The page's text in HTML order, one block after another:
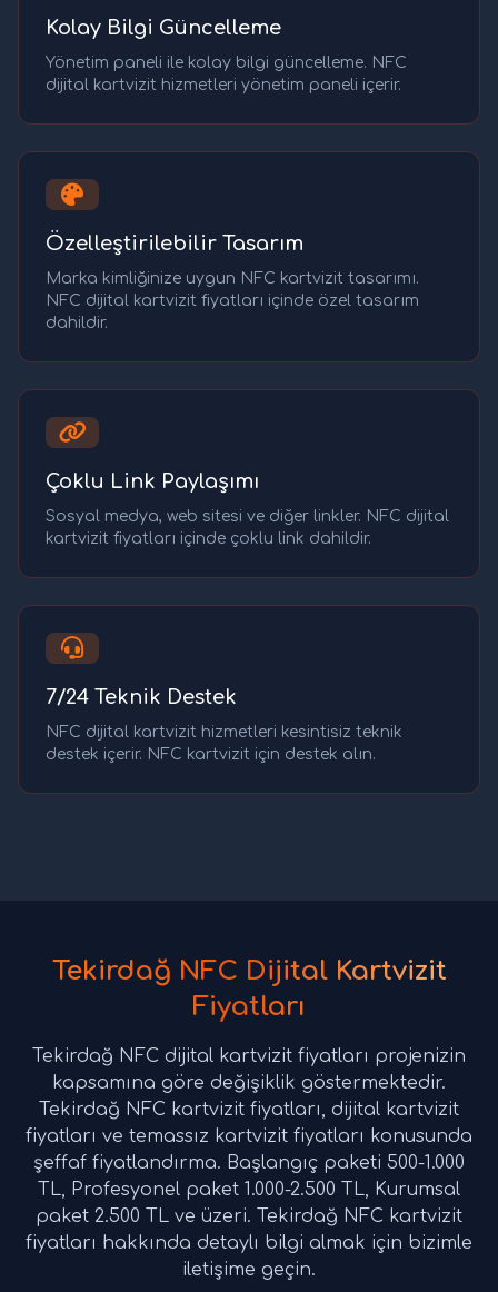
Kolay Bilgi Güncelleme
Yönetim paneli ile kolay bilgi güncelleme. NFC
dijital kartvizit hizmetleri yönetim paneli içerir.
Özelleştirilebilir Tasarım
Marka kimliğinize uygun NFC kartvizit tasarımı.
NFC dijital kartvizit fiyatları içinde özel tasarım
dahildir.
Çoklu Link Paylaşımı
Sosyal medya, web sitesi ve diğer linkler. NFC dijital
kartvizit fiyatları içinde çoklu link dahildir.
7/24 Teknik Destek
NFC dijital kartvizit hizmetleri kesintisiz teknik
destek içerir. NFC kartvizit için destek alın.
Tekirdağ NFC Dijital Kartvizit
Fiyatları
Tekirdağ NFC dijital kartvizit fiyatları projenizin
kapsamına göre değişiklik göstermektedir.
Tekirdağ NFC kartvizit fiyatları, dijital kartvizit
fiyatları ve temassız kartvizit fiyatları konusunda
şeffaf fiyatlandırma. Başlangıç paketi 500-1.000
TL, Profesyonel paket 1.000-2.500 TL, Kurumsal
paket 2.500 TL ve üzeri. Tekirdağ NFC kartvizit
fiyatları hakkında detaylı bilgi almak için bizimle
iletişime geçin.